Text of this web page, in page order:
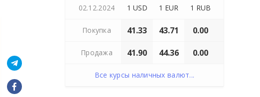
02.12.2024 1 USD 1 EUR 1 RUB
Покупка 41.33 43.71 0.00
Продажа 41.90 44.36 0.00
Все курсы наличных валют...